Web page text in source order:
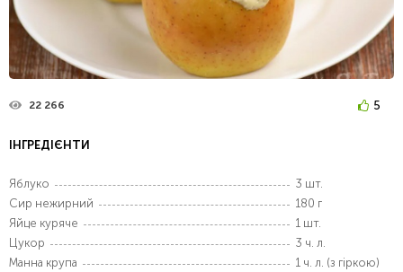
22 266 5
ІНГРЕДІЄНТИ
Яблуко
3 шт.
Сир нежирний
180 г
Яйце куряче
1 шт.
Цукор
3 ч. л.
Манна крупа
1 ч. л. (з гіркою)